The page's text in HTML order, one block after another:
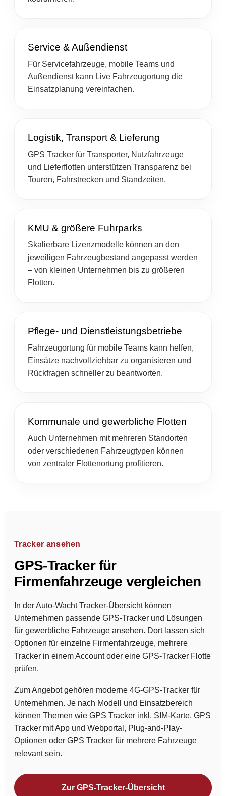
Service & Außendienst
Für Servicefahrzeuge, mobile Teams und
Außendienst kann Live Fahrzeugortung die
Einsatzplanung vereinfachen.
Logistik, Transport & Lieferung
GPS Tracker für Transporter, Nutzfahrzeuge
und Lieferflotten unterstützen Transparenz bei
Touren, Fahrstrecken und Standzeiten.
KMU & größere Fuhrparks
Skalierbare Lizenzmodelle können an den
jeweiligen Fahrzeugbestand angepasst werden
– von kleinen Unternehmen bis zu größeren
Flotten.
Pflege- und Dienstleistungsbetriebe
Fahrzeugortung für mobile Teams kann helfen,
Einsätze nachvollziehbar zu organisieren und
Rückfragen schneller zu beantworten.
Kommunale und gewerbliche Flotten
Auch Unternehmen mit mehreren Standorten
oder verschiedenen Fahrzeugtypen können
von zentraler Flottenortung profitieren.
Tracker ansehen
GPS-Tracker für
Firmenfahrzeuge vergleichen
In der Auto-Wacht Tracker-Übersicht können
Unternehmen passende GPS-Tracker und Lösungen
für gewerbliche Fahrzeuge ansehen. Dort lassen sich
Optionen für einzelne Firmenfahrzeuge, mehrere
Tracker in einem Account oder eine GPS-Tracker Flotte
prüfen.
Zum Angebot gehören moderne 4G-GPS-Tracker für
Unternehmen. Je nach Modell und Einsatzbereich
können Themen wie GPS Tracker inkl. SIM-Karte, GPS
Tracker mit App und Webportal, Plug-and-Play-
Optionen oder GPS Tracker für mehrere Fahrzeuge
relevant sein.
Zur GPS-Tracker-Übersicht